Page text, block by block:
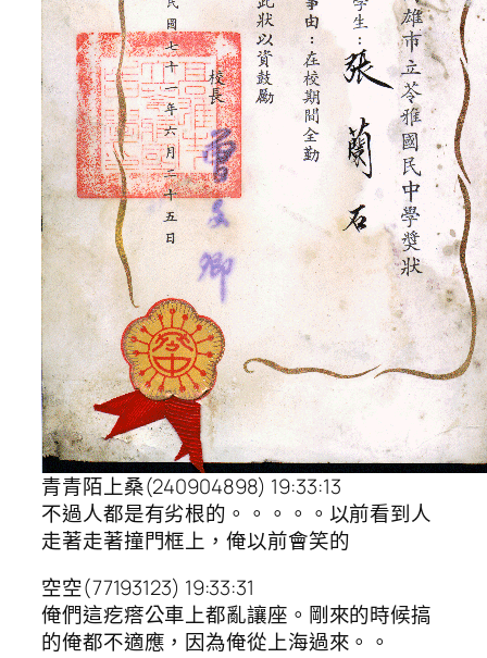
青青陌上桑(240904898) 19:33:13
不過人都是有劣根的。。。。。以前看到人
走著走著撞門框上，俺以前會笑的
空空(77193123) 19:33:31
俺們這疙瘩公車上都亂讓座。剛來的時候搞
的俺都不適應，因為俺從上海過來。。